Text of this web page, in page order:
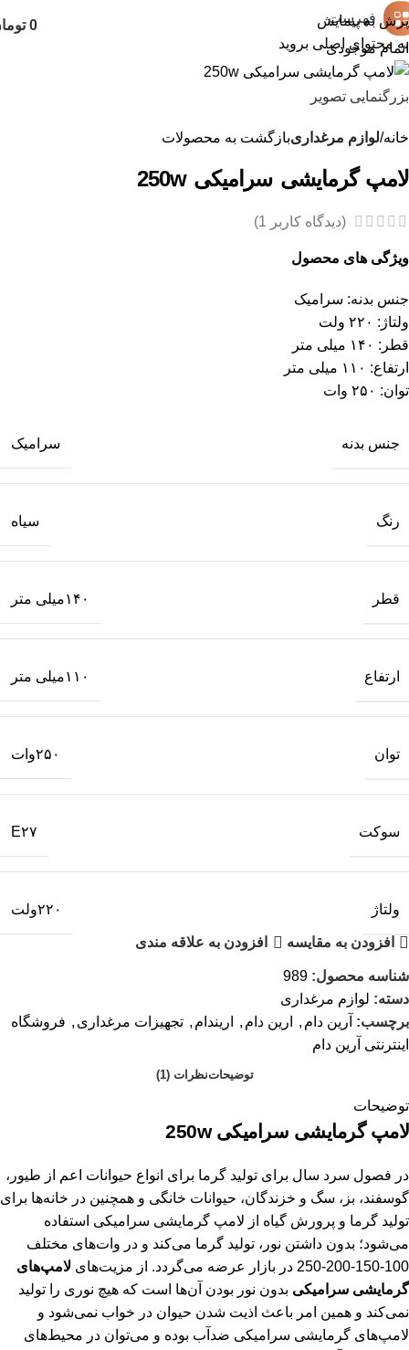
پرش به پیمایش
به محتوای اصلی بروید
فهرست 0
اتمام موجودی
بزرگنمایی تصویر
خانه لوازم مرغداریبازگشت به محصولات
لامپ گرمایشی سرامیکی 250w
(دیدگاه کاربر 1
)
ویژگی های محصول
جنس بدنه: سرامیک
ولتاژ: ۲۲۰ ولت
قطر: ۱۴۰ میلی متر
ارتفاع: ۱۱۰ میلی متر
توان: ۲۵۰ وات
جنس بدنه سرامیک
رنگ سیاه
قطر ۱۴۰میلی متر
ارتفاع ۱۱۰میلی متر
توان ۲۵۰وات
سوکت E۲۷
ولتاژ ۲۲۰ولت
افزودن به مقایسه افزودن به علاقه مندی
شناسه محصول: 989
دسته: لوازم مرغداری
برچسب: آرین دام , ارین دام , اریندام , تجهیزات مرغداری , فروشگاه
اینترنتی آرین دام
توضیحاتنظرات (1)
توضیحات
لامپ گرمایشی سرامیکی 250w
در فصول سرد سال برای تولید گرما برای انواع حیوانات اعم از طیور،
گوسفند، بز، سگ و خزندگان، حیوانات خانگی و همچنین در خانه‌ها برای
تولید گرما و پرورش گیاه از لامپ گرمایشی سرامیکی استفاده
می‌شود؛ بدون داشتن نور، تولید گرما می‌کند و در وات‌های مختلف
100-150-200-250 در بازار عرضه می‌گردد. از مزیت‌های
لامپ‌های
گرمایشی سرامیکی بدون نور بودن آن‌ها است که هیچ نوری را تولید
نمی‌کند و همین امر باعث اذیت شدن حیوان در خواب نمی‌شود و
لامپ‌های گرمایشی سرامیکی ضدآب بوده و می‌توان در محیط‌های